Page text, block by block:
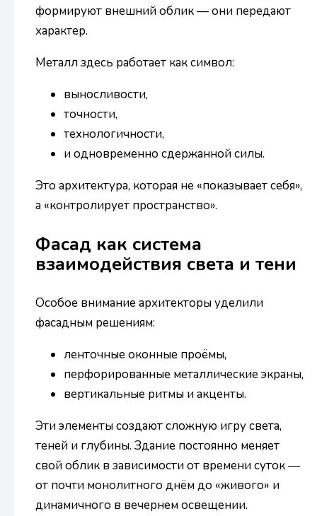
формируют внешний облик — они передают
характер.
Металл здесь работает как символ:
выносливости,
точности,
технологичности,
и одновременно сдержанной силы.
Это архитектура, которая не «показывает себя»,
а «контролирует пространство».
Фасад как система
взаимодействия света и тени
Особое внимание архитекторы уделили
фасадным решениям:
ленточные оконные проёмы,
перфорированные металлические экраны,
вертикальные ритмы и акценты.
Эти элементы создают сложную игру света,
теней и глубины. Здание постоянно меняет
свой облик в зависимости от времени суток —
от почти монолитного днём до «живого» и
динамичного в вечернем освещении.